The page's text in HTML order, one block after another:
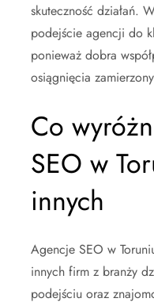
skuteczność działań.
podejście agencji do
ponieważ dobra
osiągnięcia
Co
SEO w
innych
Agencje SEO w
innych firm z branży
podejściu oraz